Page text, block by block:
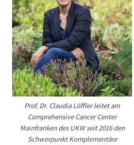
Prof. Dr. Claudia Löffler leitet am
Comprehensive Cancer Center
Mainfranken des UKW seit 2016 den
Schwerpunkt Komplementäre